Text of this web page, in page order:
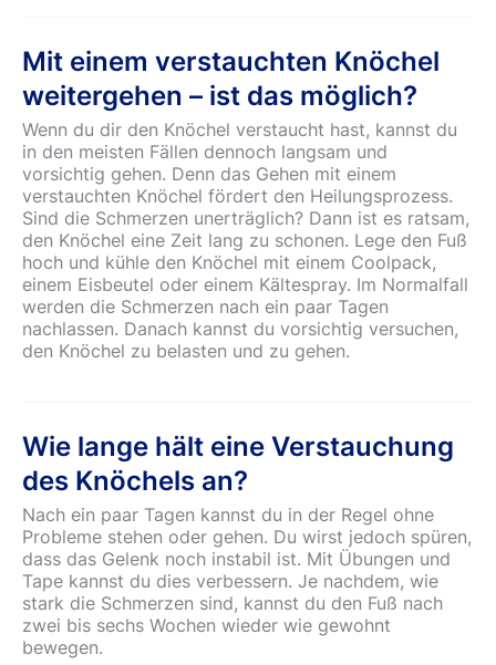
Mit einem verstauchten Knöchel
weitergehen – ist das möglich?
Wenn du dir den Knöchel verstaucht hast, kannst du
in den meisten Fällen dennoch langsam und
vorsichtig gehen. Denn das Gehen mit einem
verstauchten Knöchel fördert den Heilungsprozess.
Sind die Schmerzen unerträglich? Dann ist es ratsam,
den Knöchel eine Zeit lang zu schonen. Lege den Fuß
hoch und kühle den Knöchel mit einem Coolpack,
einem Eisbeutel oder einem Kältespray. Im Normalfall
werden die Schmerzen nach ein paar Tagen
nachlassen. Danach kannst du vorsichtig versuchen,
den Knöchel zu belasten und zu gehen.
Wie lange hält eine Verstauchung
des Knöchels an?
Nach ein paar Tagen kannst du in der Regel ohne
Probleme stehen oder gehen. Du wirst jedoch spüren,
dass das Gelenk noch instabil ist. Mit Übungen und
Tape kannst du dies verbessern. Je nachdem, wie
stark die Schmerzen sind, kannst du den Fuß nach
zwei bis sechs Wochen wieder wie gewohnt
bewegen.